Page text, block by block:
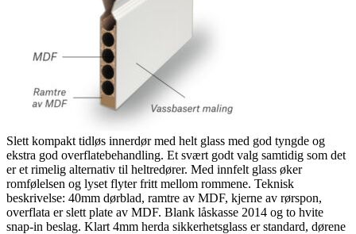
Slett kompakt tidløs innerdør med helt glass med god tyngde og
ekstra god overflatebehandling. Et svært godt valg samtidig som det
er et rimelig alternativ til heltredører. Med innfelt glass øker
romfølelsen og lyset flyter fritt mellom rommene. Teknisk
beskrivelse: 40mm dørblad, ramtre av MDF, kjerne av rørspon,
overflata er slett plate av MDF. Blank låskasse 2014 og to hvite
snap-in beslag. Klart 4mm herda sikkerhetsglass er standard, dørene